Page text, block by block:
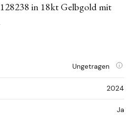
in 18kt Gelbgold mit
Ungetragen
2024
Ja